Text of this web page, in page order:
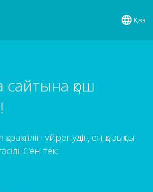
Қаз
сайтына қош
тілін үйренудің ең қызықты
Сен тек: